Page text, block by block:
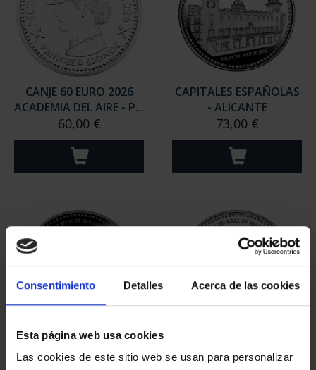
Consentimiento Detalles Acerca de las cookies
Esta página web usa cookies
Las cookies de este sitio web se usan para personalizar
CANJE 60 EURO 2026
ACADEMIA DEL AIRE - P...
60,00 €
CAPITALES ESPAÑOLAS
- ALICANTE
73,00 €
PATRIMONIO
NACIONAL I - EL
NACIONAL II - PALACIO